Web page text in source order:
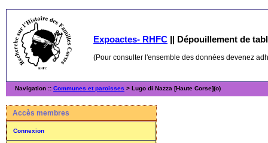
Expoactes- RHFC || Dépouillement de
(Pour consulter l'ensemble des données devenez
Navigation :: Communes et paroisses > Lugo di Nazza [Haute Corse](o)
Accès membres
Connexion